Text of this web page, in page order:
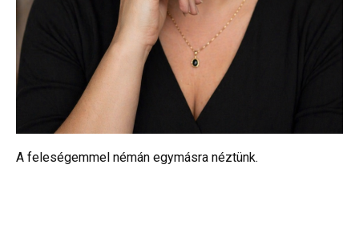
A feleségemmel némán egymásra néztünk.